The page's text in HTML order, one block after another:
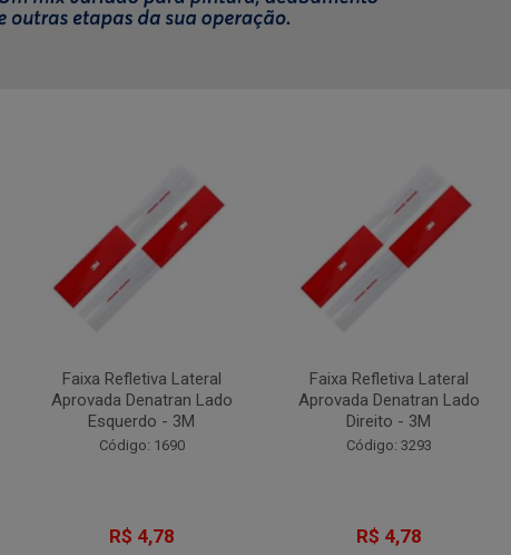
Faixa Refletiva Lateral
Aprovada Denatran Lado
Esquerdo - 3M
Código: 1690
R$ 4,78
Faixa Refletiva Lateral
Aprovada Denatran Lado
Direito - 3M
Código: 3293
R$ 4,78